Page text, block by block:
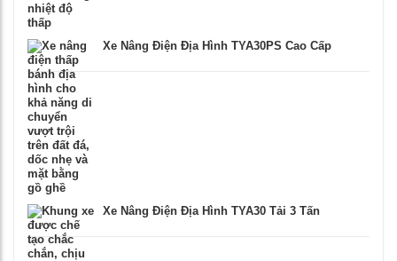
Xe Nâng Điện Địa Hình TYA30PS Cao Cấp
Xe Nâng Điện Địa Hình TYA30 Tải 3 Tấn